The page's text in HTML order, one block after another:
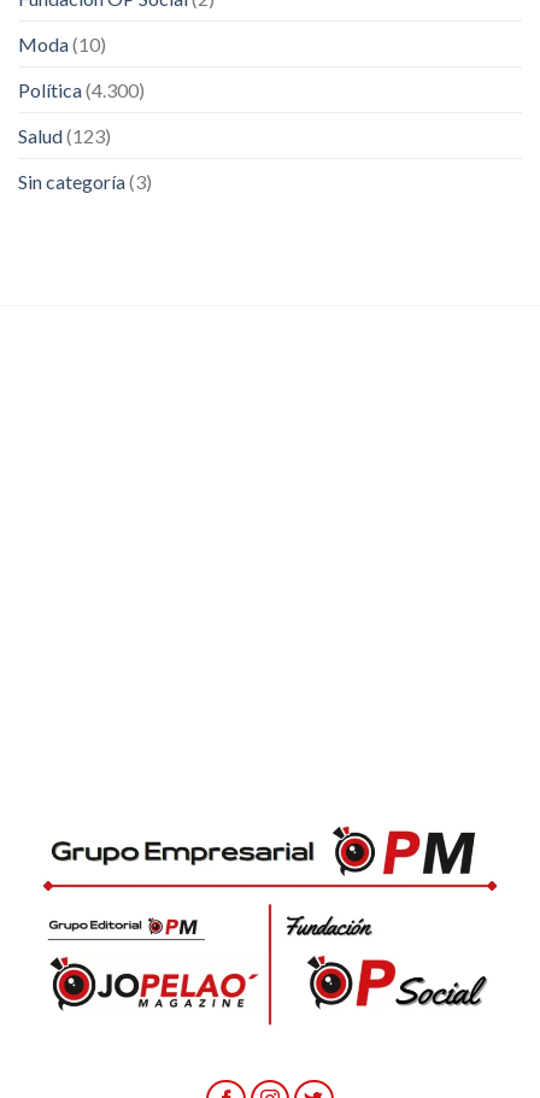
Moda(10)
Política(4.300)
Salud(123)
Sin categoría(3)